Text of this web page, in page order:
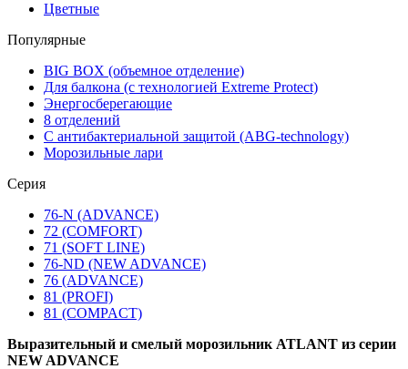
Цветные
Популярные
BIG BOX (объемное отделение)
Для балкона (с технологией Extreme Protect)
Энергосберегающие
8 отделений
С антибактериальной защитой (ABG-technology)
Морозильные лари
Серия
76-N (ADVANCE)
72 (COMFORT)
71 (SOFT LINE)
76-ND (NEW ADVANCE)
76 (ADVANCE)
81 (PROFI)
81 (COMPACT)
Выразительный и смелый морозильник ATLANT из серии
NEW ADVANCE